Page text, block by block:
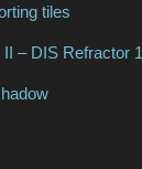
tiles
– DIS Refractor 1